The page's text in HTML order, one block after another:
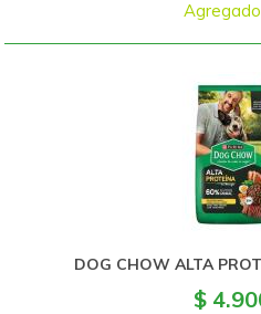
DOG CHOW ALTA
$